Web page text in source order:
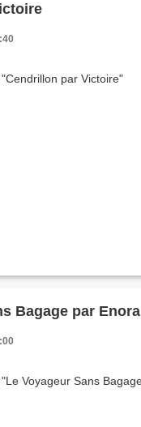
Bagage par Enora